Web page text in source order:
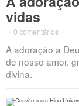
vidas
0 comentários
A adoração a
de nosso amor,
divina.